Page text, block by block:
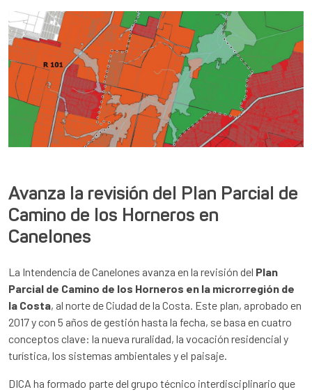
Avanza la revisión del Plan Parcial de
Camino de los Horneros en
Canelones
La Intendencia de Canelones avanza en la revisión del Plan
Parcial de Camino de los Horneros en la microrregión de
la Costa, al norte de Ciudad de la Costa. Este plan, aprobado en
2017 y con 5 años de gestión hasta la fecha, se basa en cuatro
conceptos clave: la nueva ruralidad, la vocación residencial y
turística, los sistemas ambientales y el paisaje.
DICA ha formado parte del grupo técnico interdisciplinario que